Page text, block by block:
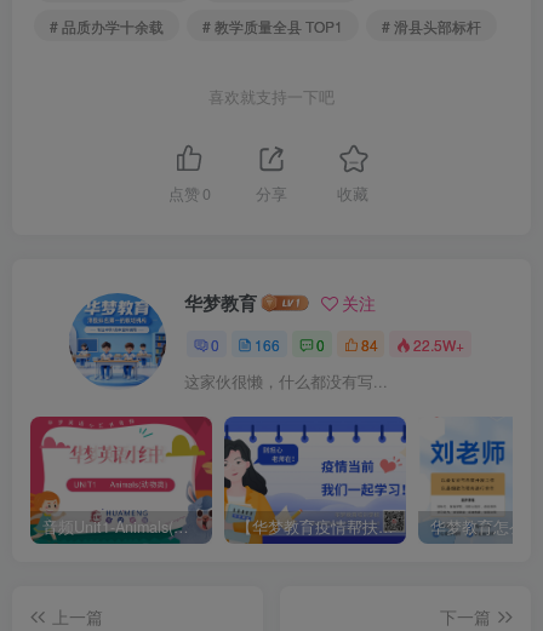
# 品质办学十余载
# 教学质量全县 TOP1 # 滑县头部标杆
喜欢就支持一下吧
点赞 0 分享 收藏
华梦教育 关注
0 166 0 84 22.5W+
这家伙很懒，什么都没有写...
音频Unit1-Animals(动物类) 【华梦教育疫情帮扶名单】和课堂截图 华梦教育怎么样
上一篇
下一篇